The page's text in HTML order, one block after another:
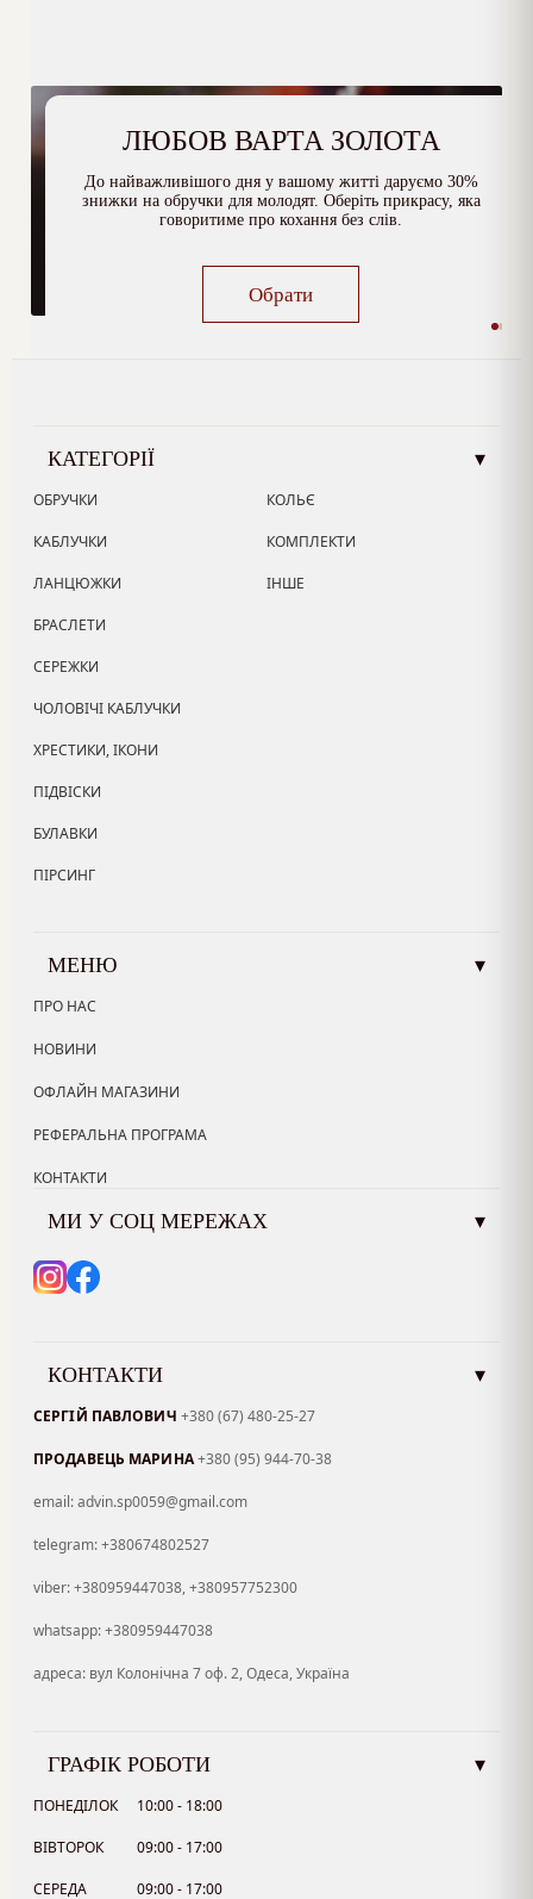
ЛЮБОВ ВАРТА ЗОЛОТА
До найважливішого дня у вашому житті даруємо 30%
знижки на обручки для молодят. Оберіть прикрасу, яка
говоритиме про кохання без слів.
Обрати
КАТЕГОРІЇ ▾
ОБРУЧКИ
КАБЛУЧКИ
ЛАНЦЮЖКИ
БРАСЛЕТИ
СЕРЕЖКИ
ЧОЛОВІЧІ КАБЛУЧКИ
ХРЕСТИКИ, ІКОНИ
ПІДВІСКИ
БУЛАВКИ
ПІРСИНГ
КОЛЬЄ
КОМПЛЕКТИ
ІНШЕ
МЕНЮ ▾
ПРО НАС
НОВИНИ
ОФЛАЙН МАГАЗИНИ
РЕФЕРАЛЬНА ПРОГРАМА
КОНТАКТИ
МИ У СОЦ МЕРЕЖАХ ▾
КОНТАКТИ ▾
СЕРГІЙ ПАВЛОВИЧ +380 (67) 480-25-27
ПРОДАВЕЦЬ МАРИНА+380 (95) 944-70-38
email: advin.sp0059@gmail.com
telegram: +380674802527
viber: +380959447038, +380957752300
whatsapp: +380959447038
адреса: вул Колонічна 7 оф. 2, Одеса, Україна
ГРАФІК РОБОТИ ▾
ПОНЕДІЛОК 10:00 - 18:00
ВІВТОРОК 09:00 - 17:00
СЕРЕДА 09:00 - 17:00